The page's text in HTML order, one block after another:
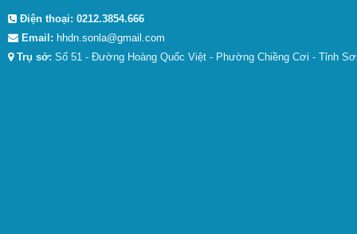
Điện thoại: 0212.3854.666
Email: hhdn.sonla@gmail.com
Trụ sở: Số 51 - Đường Hoàng Quốc Việt - Phường Chiềng Cơi - Tỉnh